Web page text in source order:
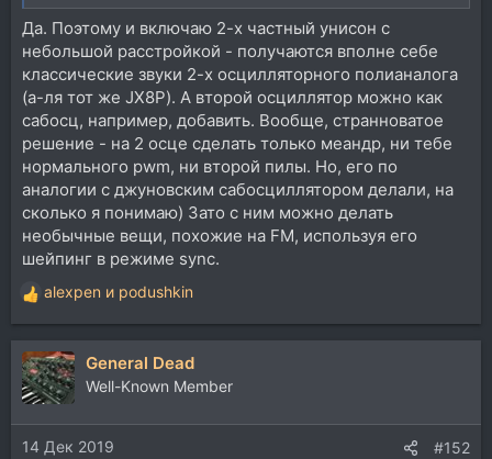
Да. Поэтому и включаю 2-х частный унисон с
небольшой расстройкой - получаются вполне себе
классические звуки 2-х осцилляторного полианалога
(а-ля тот же JX8P). А второй осциллятор можно как
сабосц, например, добавить. Вообще, странноватое
решение - на 2 осце сделать только меандр, ни тебе
нормального pwm, ни второй пилы. Но, его по
аналогии с джуновским сабосциллятором делали, на
сколько я понимаю) Зато с ним можно делать
необычные вещи, похожие на FM, используя его
шейпинг в режиме sync.
Р
е
а
к
ц
и
и
:
alexpen и podushkin
General Dead
Well-Known Member
14 Дек 2019 #152